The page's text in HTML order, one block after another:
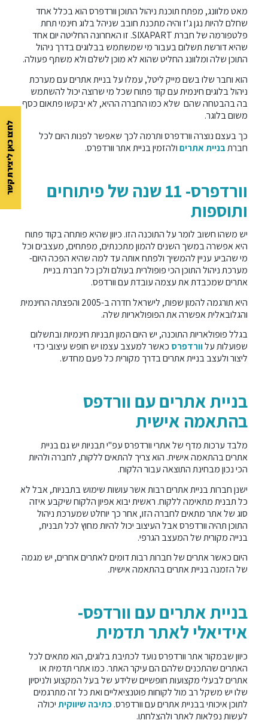
מאט מלוונג, מפתח תוכנת ניהול התוכן וורדפרס הוא בכלל אחד
שחלם להיות נגן ג'ז והיה מתכנת חובב שניהל בלוג חינמי תחת
פלטפורמה של חברת SIXAPART. זו האחרונה החליטה יום אחד
שהיא דורשת תשלום בעבור מי שמשתמש בבלוגים בדרך ניהול
התוכן שלה ומלוונג החליט שהוא לא מוכן לשלם ולא משתף פעולה.
הוא וחבר שלו בשם מייק ליטל, עמלו על בניית אתרים עם מערכת
ניהול בלוגים חינמית עם קוד פתוח שכל מי שרוצה יכול להשתמש
בה בהבטחה שהם שלא כמו החברה ההיא, לא יבקשו פתאום כסף
משום בלוגר.
כך בעצם נוצרה וורדפרס ותרמה לכך שאפשר לפנות היום לכל
חברתבניית אתריםולהזמין בניית אתר וורדפרס.
וורדפרס- 11 שנה של פיתוחים
ותוספות
יש משהו חשוב לומר על התוכנה הזו. כיוון שהיא פותחה בקוד פתוח
היא אפשרה במשך השנים להמון מתכנתים, מפתחים, מעצבים וכל
מי שהביע עניין להמשיך ולפתח אותה עד למה שהיא הפכה היום-
מערכת ניהול התוכן הכי פופולרית בעולם ולכן כל חברת בניית
אתרים שמכבדת את עצמה עובדת עם וורדפס.
היא תורגמה להמון שפות, לישראל חדרה ב-2005 והפצתה החינמית
והגלובאלית אפשרה את הפופולאריות שלה.
בגלל פופולאריות התוכנה, יש היום המון תבניות חינמיות ובתשלום
שפועלות עלוורדפרס כאשר למעצב עצמו יש חופש עיצובי כדי
ליצור ולעצב בניית אתרים בדרך מקורית כל פעם מחדש.
בניית אתרים עם וורדפס
בהתאמה אישית
מלבד ערכות מדף של אתרי וורדפרס עפ"י תבניות יש גם בניית
אתרים בהתאמה אישית. הוא צריך להתאים ללקוח, לחברה ולהיות
הכי נכון מבחינת התוצאה עבור הלקוח.
ישנן חברות בניית אתרים רבות אשר עושות שימוש בתבניות, אבל לא
כל תבנית מתאימה ללקוח. ראשית יבוא אפיון הלקוח שיקבע איזה
סוג של אתר מתאים לחברה הזו, אחר כך יוחלט שמערכת ניהול
התוכן תהיה וורדפרס אבל העיצוב יכול להיות מחוץ לכל תבנית,
בנייה מקורית של המעצב הגרפי.
היום כאשר אתרים של חברות רבות דומים לאתרים אחרים, יש מגמה
של הזמנה בניית אתרים בהתאמה אישית.
בניית אתרים עם וורדפס-
אידיאלי לאתר תדמית
כיוון שבמקור אתר וורדפרס נועד לכתיבת בלוגים, הוא מתאים לכל
האתרים שהתכנים שלהם הם עיקר האתר. כמו אתרי תדמית או
אתרים לבעלי מקצועות חופשיים שלידע של בעל המקצוע ולניסיון
שלו יש משקל רב מול לקוחות פוטנציאליים ואת כל זה מתרגמים
לתוכן איכותי בבניית אתרים עם וורדפרס.כתיבה שיווקיתיכולה
לעשות נפלאות לאתר ולהצלחתו.
לחצו כאן ליצירת קשר